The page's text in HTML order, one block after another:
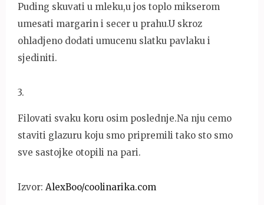
Puding skuvati u mleku,u jos toplo mikserom
umesati margarin i secer u prahu.U skroz
ohladjeno dodati umucenu slatku pavlaku i
sjediniti.
3.
Filovati svaku koru osim poslednje.Na nju cemo
staviti glazuru koju smo pripremili tako sto smo
sve sastojke otopili na pari.
Izvor: AlexBoo/coolinarika.com